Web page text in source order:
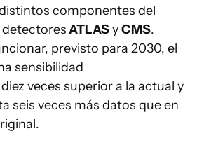
componentes del
detectoresATLASyCMS.
previsto para 2030, el
sensibilidad
veces superior a la actual y
seis veces más datos que en